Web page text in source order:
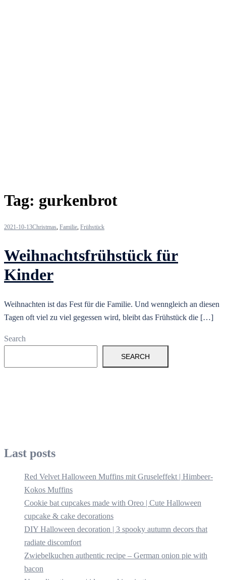
Tag: gurkenbrot
2021-10-13Christmas, Familie, Frühstück
Weihnachtsfrühstück für
Kinder
Weihnachten ist das Fest für die Familie. Und wenngleich an diesen
Tagen oft viel zu viel gegessen wird, bleibt das Frühstück die […]
Search
SEARCH
Last posts
Red Velvet Halloween Muffins mit Gruseleffekt | Himbeer-
Kokos Muffins
Cookie bat cupcakes made with Oreo | Cute Halloween
cupcake & cake decorations
DIY Halloween decoration | 3 spooky autumn decors that
radiate discomfort
Zwiebelkuchen authentic recipe – German onion pie with
bacon